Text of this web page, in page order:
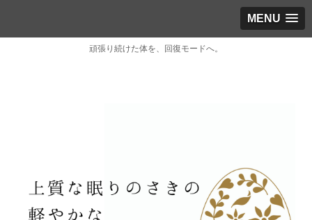
MENU
頑張り続けた体を、回復モードへ。